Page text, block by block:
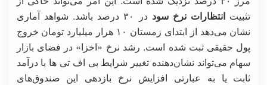
تثبیت انتظارات نرخ سود
در ۳۰ درصد باشد. شواهد آماری
نشان می‌دهد از ابتدای زمستان ۱۰ هرار میلیارد تومان خروج
پول حقیقی ثبت شده است. رشد نرخ «اخزا» در فضای بازار
سهام می‌تواند نشان‌دهنده تغییر شرایط بی اف تی ها با درآمد
ثابت یا به عبارتی افزایش نرخ بازدهی این صندوق‌های